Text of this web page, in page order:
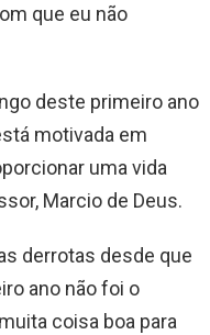
que eu não
deste primeiro ano
motivada em
uma vida
Marcio de Deus.
derrotas desde que
ano não foi o
coisa boa para